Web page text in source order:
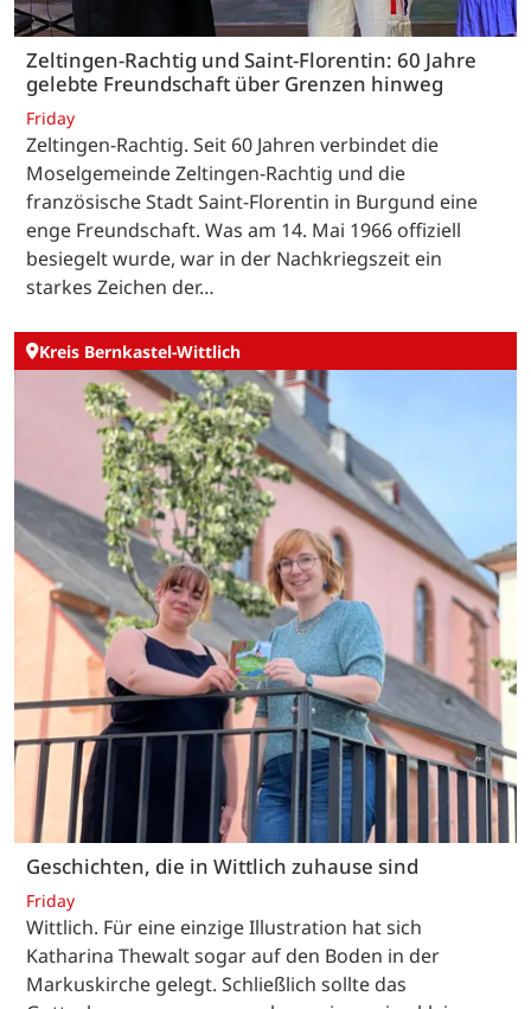
Zeltingen-Rachtig und Saint-Florentin: 60 Jahre
gelebte Freundschaft über Grenzen hinweg
Friday
Zeltingen-Rachtig. Seit 60 Jahren verbindet die
Moselgemeinde Zeltingen-Rachtig und die
französische Stadt Saint-Florentin in Burgund eine
enge Freundschaft. Was am 14. Mai 1966 offiziell
besiegelt wurde, war in der Nachkriegszeit ein
starkes Zeichen der…
Kreis Bernkastel-Wittlich
Geschichten, die in Wittlich zuhause sind
Friday
Wittlich. Für eine einzige Illustration hat sich
Katharina Thewalt sogar auf den Boden in der
Markuskirche gelegt. Schließlich sollte das